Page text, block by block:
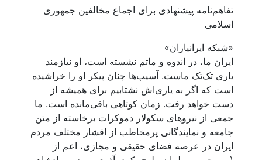
تفاهم‌نامه پیشنهادی برای اجماع مخالفین جمهوری
اسلامی
«شبکه ایرانیاران»
ایران ما، در اندوه و ماتم نشسته است، او نیازمند
یاری تک‌تک ماست. آسیب‌ها چنان پیکر او را خراشیده
است که اگر به یاری‌اش نشتابیم برای همیشه از
دست خواهد رفت. زمان کوتاهی باقی‌مانده است. ما
جمعی از نیروهای سکولار دموکرات برخاسته از متن
جامعه و نمایندگانی پرمخاطب از اقشار مختلف مردم
ایران در عرصه فضای حقیقی و مجازی، اعم از